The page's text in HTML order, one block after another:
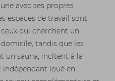
avec ses propres
espaces de travail sont
qui cherchent un
tandis que les
un sauna, incitent à la
loué en